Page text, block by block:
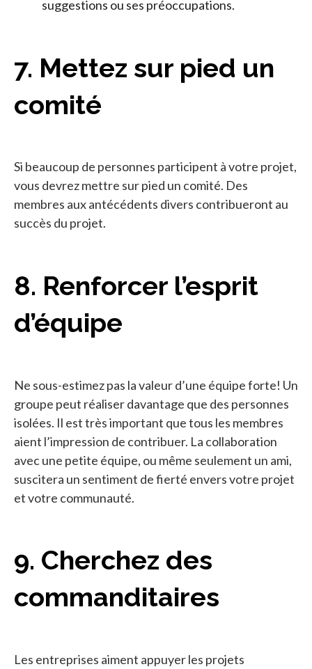
suggestions ou ses préoccupations.
7. Mettez sur pied un
comité
Si beaucoup de personnes participent à votre projet,
vous devrez mettre sur pied un comité. Des
membres aux antécédents divers contribueront au
succès du projet.
8. Renforcer l’esprit
d’équipe
Ne sous-estimez pas la valeur d’une équipe forte! Un
groupe peut réaliser davantage que des personnes
isolées. Il est très important que tous les membres
aient l’impression de contribuer. La collaboration
avec une petite équipe, ou même seulement un ami,
suscitera un sentiment de fierté envers votre projet
et votre communauté.
9. Cherchez des
commanditaires
Les entreprises aiment appuyer les projets